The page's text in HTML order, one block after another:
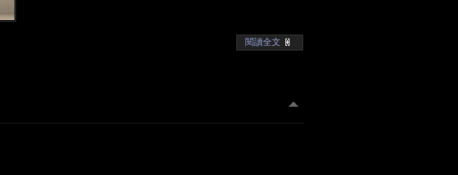
閱讀全文